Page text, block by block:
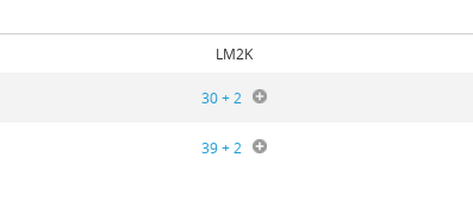
LM2K
30 + 2
39 + 2